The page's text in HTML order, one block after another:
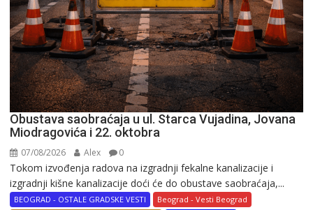
Obustava saobraćaja u ul. Starca Vujadina, Jovana
Miodragovića i 22. oktobra
07/08/2026 Alex 0
Tokom izvođenja radova na izgradnji fekalne kanalizacije i
izgradnji kišne kanalizacije doći će do obustave saobraćaja,...
BEOGRAD - OSTALE GRADSKE VESTI
Beograd - Vesti Beograd